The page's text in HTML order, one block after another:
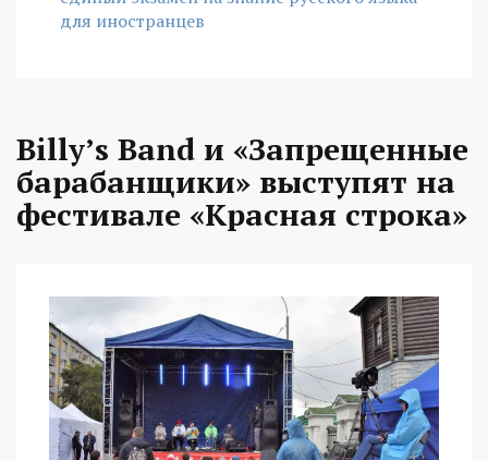
для иностранцев
Billy’s Band и «Запрещенные
барабанщики» выступят на
фестивале «Красная строка»